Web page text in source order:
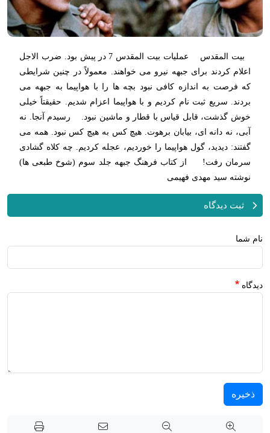
بیت المقدس عملیات بیت المقدس 7 در پیش بود. ضرب الاجل
اعلام کردند برای جبهه نیرو می خواهند. معمولاً در چنین شرایطی
که فرصت به اندازه کافی نبود بچه ها را با هواپیما به جبهه می
بردند. سریع ثبت نام کردیم و با هواپیما اعزام شدیم. حقیقتاً خیلی
خوش گذشت، قابل قیاس با قطار و ماشین نبود. رسیدم آنجا. نه
آبی، نه دانه ای، بیابان برهوت. هیچ کس به هیچ کس نبود. همه می
گفتند: دیدید، گول هواپیما را خوردیم، عجله کردیم. چه کلاه گشادی
سرمان رفت! از کتاب فرهنگ جبهه جلد سوم (شوخ طبعی ها)
نوشته سید مهدی فهیمی
ثبت دیدگاه
نام شما
دیدگاه
ذخیره